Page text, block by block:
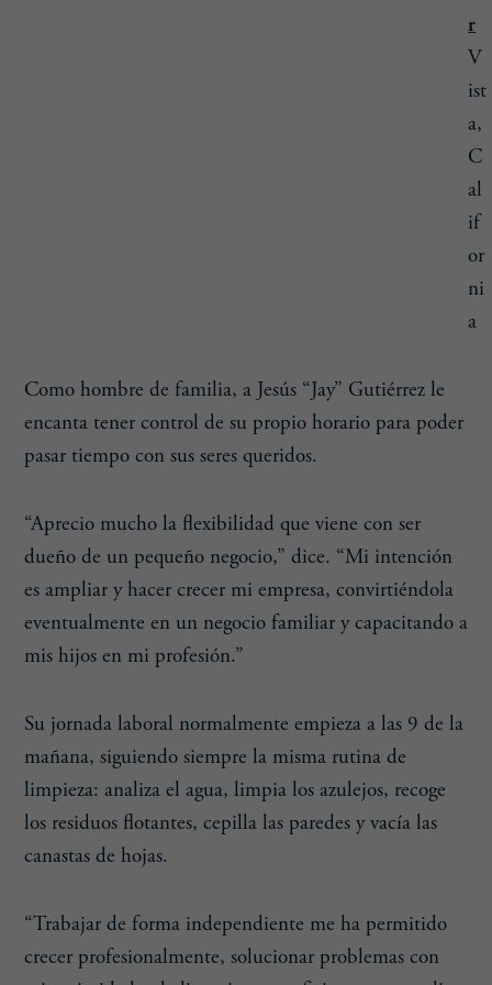
r
V
ist
a,
C
al
if
or
ni
a
Como hombre de familia, a Jesús “Jay” Gutiérrez le
encanta tener control de su propio horario para poder
pasar tiempo con sus seres queridos.
“Aprecio mucho la flexibilidad que viene con ser
dueño de un pequeño negocio,” dice. “Mi intención
es ampliar y hacer crecer mi empresa, convirtiéndola
eventualmente en un negocio familiar y capacitando a
mis hijos en mi profesión.”
Su jornada laboral normalmente empieza a las 9 de la
mañana, siguiendo siempre la misma rutina de
limpieza: analiza el agua, limpia los azulejos, recoge
los residuos flotantes, cepilla las paredes y vacía las
canastas de hojas.
“Trabajar de forma independiente me ha permitido
crecer profesionalmente, solucionar problemas con